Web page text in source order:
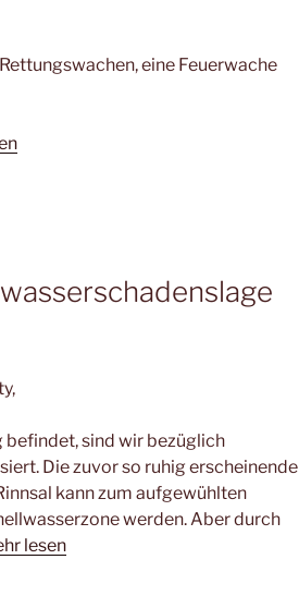
eine Feuerwache
befindet, sind wir bezüglich
Die zuvor so ruhig erscheinende
kann zum aufgewühlten
werden. Aber durch
lesen